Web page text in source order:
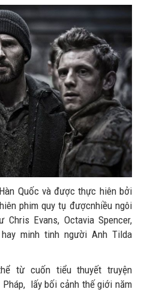
Quốc và được thực hiên bởi
phim quy tụ đượcnhiều ngôi
Evans, Octavia Spencer,
minh tinh người Anh Tilda
từ cuốn tiểu thuyết truyện
Pháp, lấy bối cảnh thế giới năm